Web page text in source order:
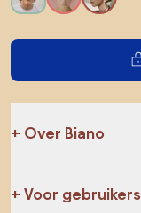
Over Biano
Voor gebruikers